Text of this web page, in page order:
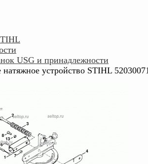
USG и принадлежности
устройство STIHL